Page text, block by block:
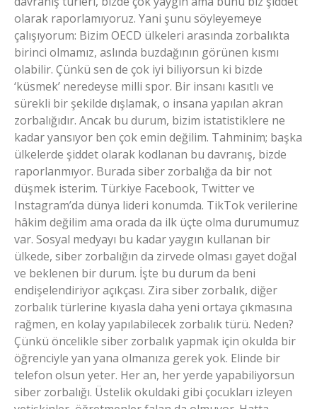
olarak raporlamıyoruz. Yani şunu söyleyemeye
çalışıyorum: Bizim OECD ülkeleri arasında zorbalıkta
birinci olmamız, aslında buzdağının görünen kısmı
olabilir. Çünkü sen de çok iyi biliyorsun ki bizde
‘küsmek’ neredeyse milli spor. Bir insanı kasıtlı ve
sürekli bir şekilde dışlamak, o insana yapılan akran
zorbalığıdır. Ancak bu durum, bizim istatistiklere ne
kadar yansıyor ben çok emin değilim. Tahminim; başka
ülkelerde şiddet olarak kodlanan bu davranış, bizde
raporlanmıyor. Burada siber zorbalığa da bir not
düşmek isterim. Türkiye Facebook, Twitter ve
Instagram’da dünya lideri konumda. TikTok verilerine
hâkim değilim ama orada da ilk üçte olma durumumuz
var. Sosyal medyayı bu kadar yaygın kullanan bir
ülkede, siber zorbalığın da zirvede olması gayet doğal
ve beklenen bir durum. İşte bu durum da beni
endişelendiriyor açıkçası. Zira siber zorbalık, diğer
zorbalık türlerine kıyasla daha yeni ortaya çıkmasına
rağmen, en kolay yapılabilecek zorbalık türü. Neden?
Çünkü öncelikle siber zorbalık yapmak için okulda bir
öğrenciyle yan yana olmanıza gerek yok. Elinde bir
telefon olsun yeter. Her an, her yerde yapabiliyorsun
siber zorbalığı. Üstelik okuldaki gibi çocukları izleyen